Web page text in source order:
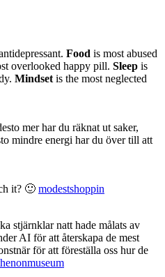
Food is most abused
overlooked happy pill. Sleep is
Mindset is the most neglected
mer har du räknat ut saker,
mindre energi har du över till att
it? 🙂 modestshoppin
stjärnklar natt hade målats av
AI för att återskapa de mest
för att föreställa oss hur de